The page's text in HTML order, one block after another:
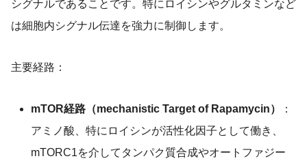
シグナルであることです。特にロイシンやグルタミンなど
は細胞内シグナル伝達を強力に制御します。
主要経路：
mTOR経路（mechanistic Target of Rapamycin）
：
アミノ酸、特にロイシンが活性化因子として働き、
mTORC1を介してタンパク質合成やオートファジー